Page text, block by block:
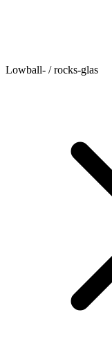
Lowball- / rocks-glas